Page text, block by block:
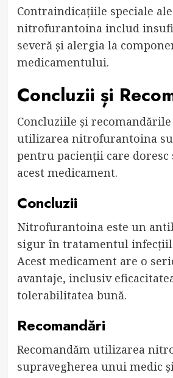
Contraindicațiile speciale ale
nitrofurantoina includ
severă și alergia la
medicamentului.
Concluzii și
Concluziile și
utilizarea nitrofurantoina
pentru pacienții care doresc
acest medicament.
Concluzii
Nitrofurantoina este un
sigur în tratamentul
Acest medicament are o
avantaje, inclusiv
tolerabilitatea bună.
Recomandări
Recomandăm utilizarea
supravegherea unui medic